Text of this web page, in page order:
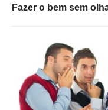
Fazer o bem sem